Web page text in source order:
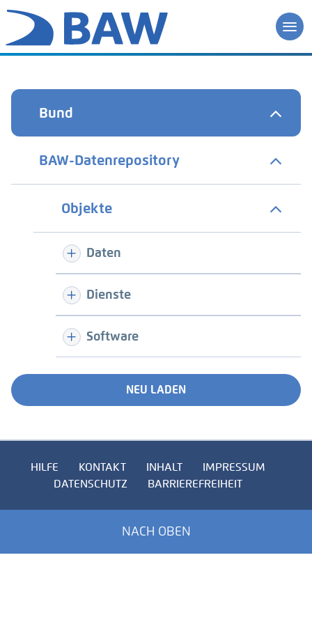
Bund
BAW-Datenrepository
Objekte
Daten
Dienste
Software
NEU LADEN
HILFE KONTAKT INHALT
IMPRESSUM
DATENSCHUTZ
BARRIEREFREIHEIT
NACH OBEN